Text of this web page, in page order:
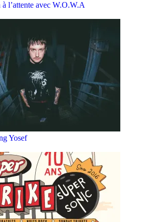
l’attente avec W.O.W.A
Yosef